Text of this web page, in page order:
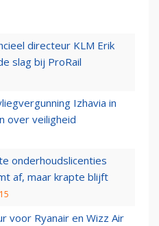
directeur KLM Erik
slag bij ProRail
Izhavia in
over veiligheid
onderhoudslicenties
af, maar krapte blijft
voor Ryanair en Wizz Air